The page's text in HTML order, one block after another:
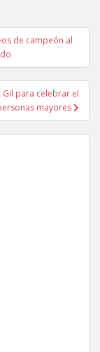
de campeón al
para celebrar el
mayores